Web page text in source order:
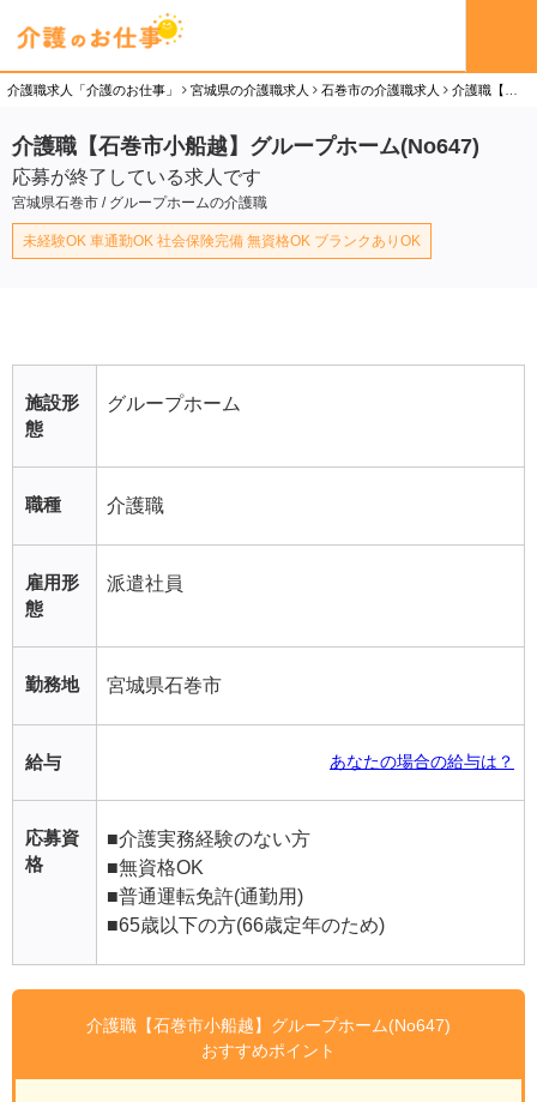
介護職求人「介護のお仕事」 宮城県の介護職求人 石巻市の介護職求人 介護職【石巻市小船越】グループホーム(No647)の介護職（派遣社員）求人
介護職【石巻市小船越】グループホーム(No647)
応募が終了している求人です
宮城県石巻市 / グループホームの介護職
未経験OK 車通勤OK 社会保険完備 無資格OK ブランクありOK
施設形
態
グループホーム
職種 介護職
雇用形
態
派遣社員
勤務地 宮城県石巻市
給与 あなたの場合の給与は？
応募資
格
■介護実務経験のない方
■無資格OK
■普通運転免許(通勤用)
■65歳以下の方(66歳定年のため)
介護職【石巻市小船越】グループホーム(No647)
おすすめポイント